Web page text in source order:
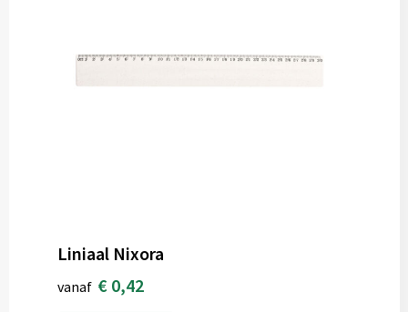
Liniaal Nixora
vanaf € 0,42